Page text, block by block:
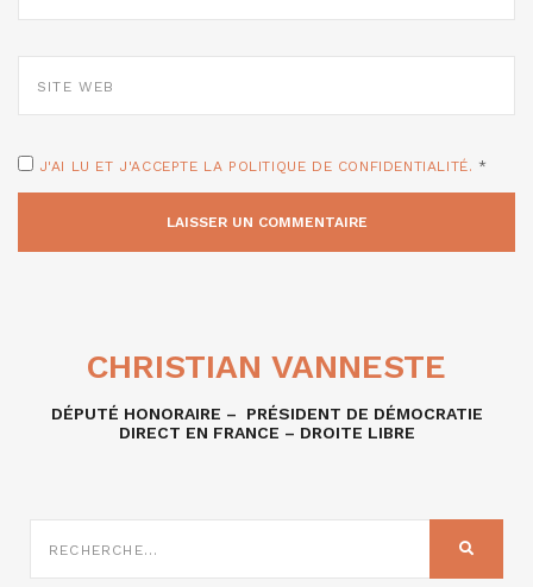
WEB
J'AI LU ET J'ACCEPTE LA POLITIQUE DE CONFIDENTIALITÉ. *
CHRISTIAN VANNESTE
DÉPUTÉ HONORAIRE – PRÉSIDENT DE DÉMOCRATIE
DIRECT EN FRANCE – DROITE LIBRE
SUR